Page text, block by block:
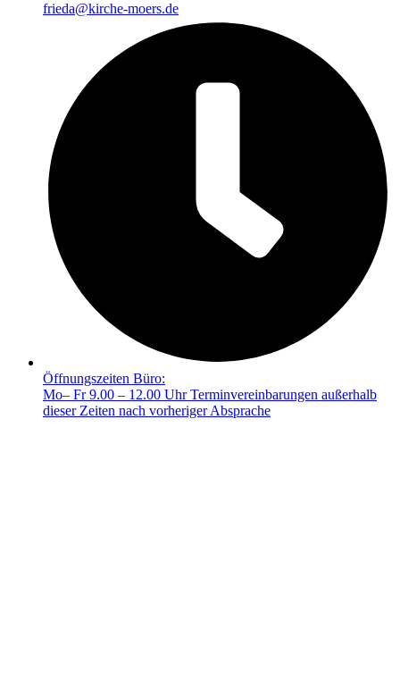
frieda@kirche-moers.de
Öffnungszeiten Büro:
Mo– Fr 9.00 – 12.00 Uhr Terminvereinbarungen außerhalb
dieser Zeiten nach vorheriger Absprache